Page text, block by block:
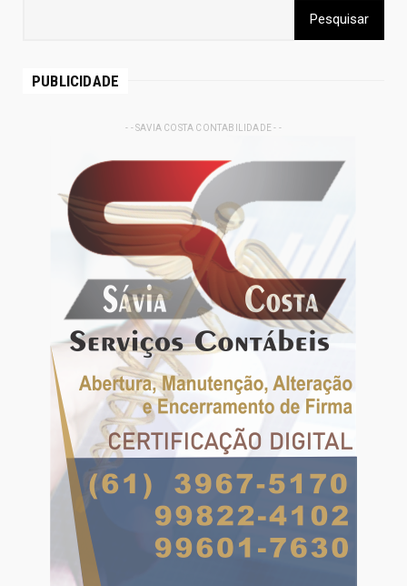
PUBLICIDADE
- - SAVIA COSTA CONTABILIDADE - -